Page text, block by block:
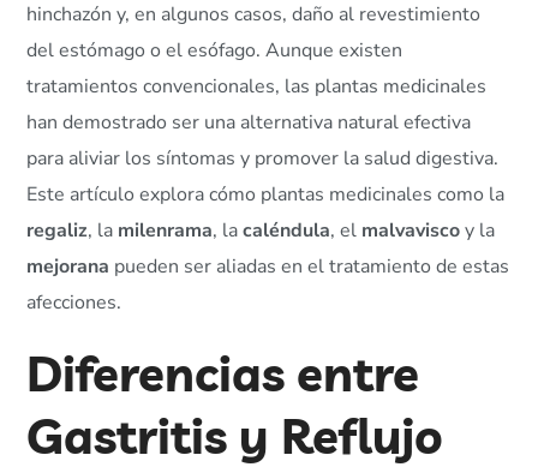
hinchazón y, en algunos casos, daño al revestimiento
del estómago o el esófago. Aunque existen
tratamientos convencionales, las plantas medicinales
han demostrado ser una alternativa natural efectiva
para aliviar los síntomas y promover la salud digestiva.
Este artículo explora cómo plantas medicinales como la
regaliz, la milenrama, lacaléndula, el malvaviscoy la
mejorana pueden ser aliadas en el tratamiento de estas
afecciones.
Diferencias entre
Gastritis y Reflujo